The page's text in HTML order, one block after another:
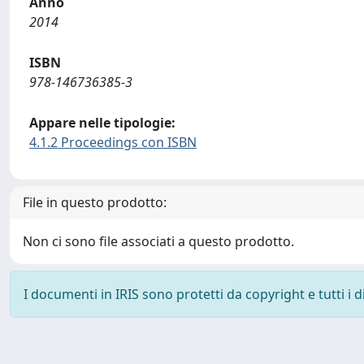
2014
ISBN
978-146736385-3
Appare nelle tipologie:
4.1.2 Proceedings con ISBN
File in questo prodotto:
Non ci sono file associati a questo prodotto.
I documenti in IRIS sono protetti da copyright e tutti i